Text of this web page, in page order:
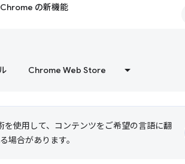
Chrome の新機能
Chrome Web Store
を使用して、コンテンツをご希望の言語に翻
場合があります。